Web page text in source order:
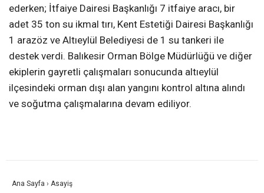
ederken; İtfaiye Dairesi Başkanlığı 7 itfaiye aracı, bir
adet 35 ton su ikmal tırı, Kent Estetiği Dairesi Başkanlığı
1 arazöz ve Altıeylül Belediyesi de 1 su tankeri ile
destek verdi. Balıkesir Orman Bölge Müdürlüğü ve diğer
ekiplerin gayretli çalışmaları sonucunda altıeylül
ilçesindeki orman dışı alan yangını kontrol altına alındı
ve soğutma çalışmalarına devam ediliyor.
Ana Sayfa › Asayiş